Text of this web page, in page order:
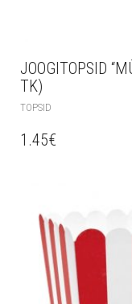
JOOGITOPSID
TK)
TOPSID
1.45€